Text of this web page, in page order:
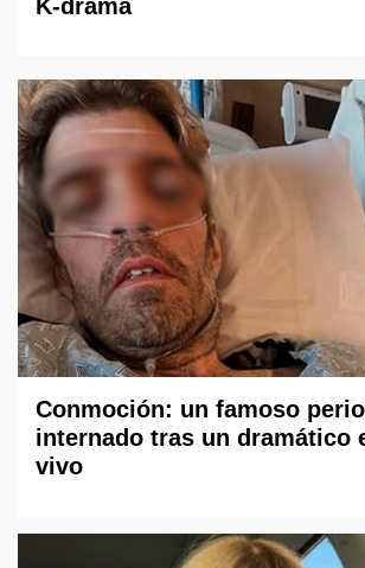
K-drama
Conmoción: un famoso
internado tras un dramático
vivo